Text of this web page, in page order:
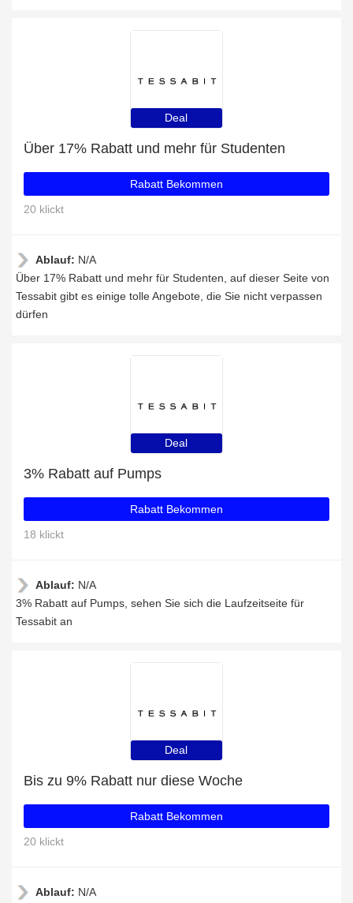
Deal
Über 17% Rabatt und mehr für Studenten
Rabatt Bekommen
20 klickt
Ablauf: N/A
Über 17% Rabatt und mehr für Studenten, auf dieser Seite von
Tessabit gibt es einige tolle Angebote, die Sie nicht verpassen
dürfen
Deal
3% Rabatt auf Pumps
Rabatt Bekommen
18 klickt
Ablauf: N/A
3% Rabatt auf Pumps, sehen Sie sich die Laufzeitseite für
Tessabit an
Deal
Bis zu 9% Rabatt nur diese Woche
Rabatt Bekommen
20 klickt
Ablauf: N/A